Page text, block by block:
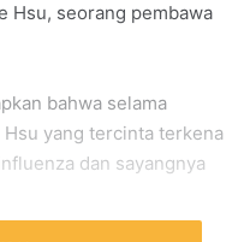
Hsu, seorang pembawa
bahwa selama
yang tercinta terkena
dan sayangnya